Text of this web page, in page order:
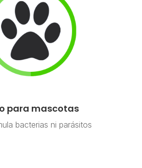
para mascotas
bacterias ni parásitos